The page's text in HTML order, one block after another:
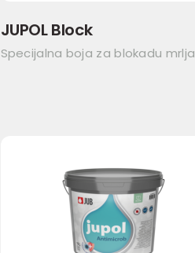
JUPOL Block
Specijalna boja za blokadu mrlja